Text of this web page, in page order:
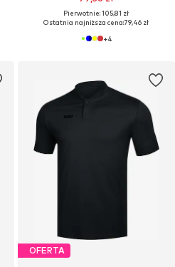
Pierwotnie: 105,81 zł
Ostatnia najniższa cena:79,46 zł
+4
OFERTA